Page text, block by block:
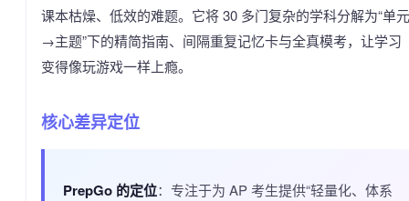
课本枯燥、低效的难题。它将 30 多门复杂的学科分解为“单元
→主题”下的精简指南、间隔重复记忆卡与全真模考，让学习
变得像玩游戏一样上瘾。
核心差异定位
PrepGo 的定位：专注于为 AP 考生提供“轻量化、体系